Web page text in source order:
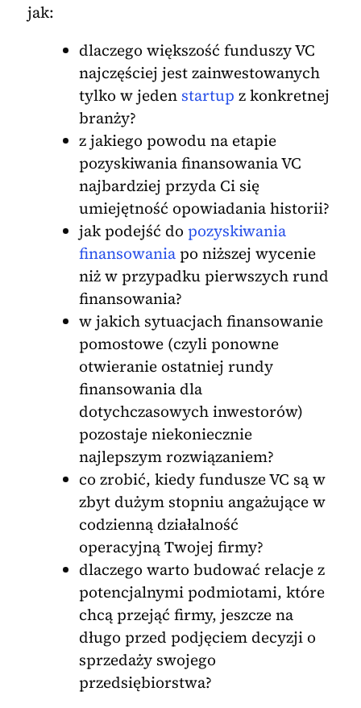
jak:
dlaczego większość funduszy VC
najczęściej jest zainwestowanych
tylko w jeden startup z konkretnej
branży?
z jakiego powodu na etapie
pozyskiwania finansowania VC
najbardziej przyda Ci się
umiejętność opowiadania historii?
jak podejść do pozyskiwania
finansowaniapo niższej wycenie
niż w przypadku pierwszych rund
finansowania?
w jakich sytuacjach finansowanie
pomostowe (czyli ponowne
otwieranie ostatniej rundy
finansowania dla
dotychczasowych inwestorów)
pozostaje niekoniecznie
najlepszym rozwiązaniem?
co zrobić, kiedy fundusze VC są w
zbyt dużym stopniu angażujące w
codzienną działalność
operacyjną Twojej firmy?
dlaczego warto budować relacje z
potencjalnymi podmiotami, które
chcą przejąć firmy, jeszcze na
długo przed podjęciem decyzji o
sprzedaży swojego
przedsiębiorstwa?